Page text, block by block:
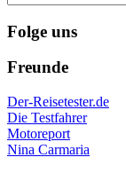
Folge uns
Freunde
Der-Reisetester.de
Die Testfahrer
Motoreport
Nina Carmaria